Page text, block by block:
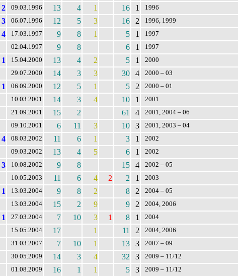
2 09.03.1996 13 4 1 16 1 1996
3 06.07.1996 12 5 3 16 2 1996, 1999
4 17.03.1997 9 8 1 5 1 1997
02.04.1997 9 8 6 1 1997
1 15.04.2000 13 4 2 5 1 2000
29.07.2000 14 3 3 30 4 2000 – 03
1 06.09.2000 12 5 1 5 2 2000 – 01
10.03.2001 14 3 4 10 1 2001
21.09.2001 15 2 61 4 2001, 2004 – 06
09.10.2001 6 11 3 10 3 2001, 2003 – 04
4 08.03.2002 11 6 1 3 1 2002
09.03.2002 13 4 5 6 1 2002
3 10.08.2002 9 8 15 4 2002 – 05
10.05.2003 11 6 4 2 2 1 2003
1 13.03.2004 9 8 2 8 2 2004 – 05
13.03.2004 15 2 9 9 2 2004, 2006
1 27.03.2004 7 10 3 1 8 1 2004
15.05.2004 17 1 11 2 2004, 2006
31.03.2007 7 10 1 13 3 2007 – 09
30.05.2009 14 3 4 32 3 2009 – 11/12
01.08.2009 16 1 1 5 3 2009 – 11/12